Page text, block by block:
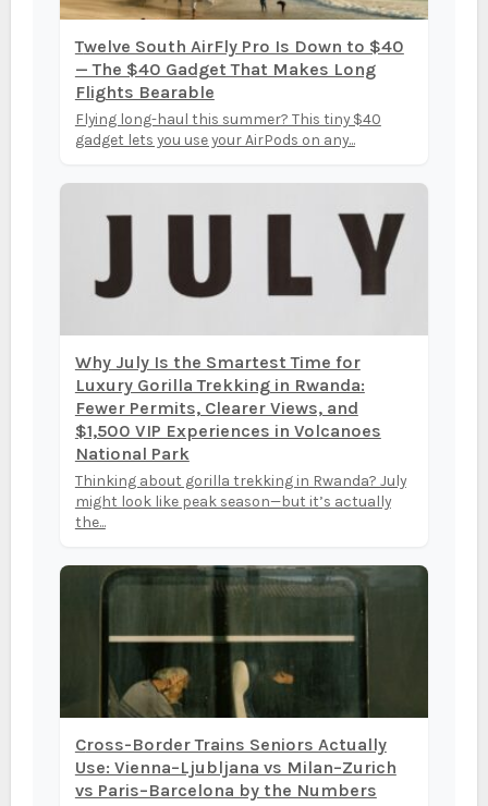
Twelve South AirFly Pro Is Down to $40
— The $40 Gadget That Makes Long
Flights Bearable
Flying long-haul this summer? This tiny $40
gadget lets you use your AirPods on any...
Why July Is the Smartest Time for
Luxury Gorilla Trekking in Rwanda:
Fewer Permits, Clearer Views, and
$1,500 VIP Experiences in Volcanoes
National Park
Thinking about gorilla trekking in Rwanda? July
might look like peak season—but it’s actually
the...
Cross-Border Trains Seniors Actually
Use: Vienna–Ljubljana vs Milan–Zurich
vs Paris–Barcelona by the Numbers